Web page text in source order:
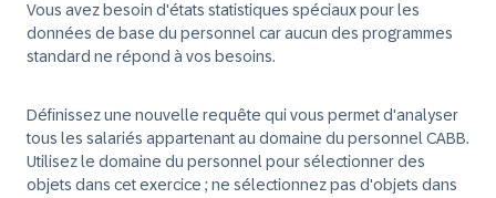
Vous avez besoin d'états statistiques spéciaux pour les
données de base du personnel car aucun des programmes
standard ne répond à vos besoins.
Définissez une nouvelle requête qui vous permet d'analyser
tous les salariés appartenant au domaine du personnel CABB.
Utilisez le domaine du personnel pour sélectionner des
objets dans cet exercice ; ne sélectionnez pas d'objets dans